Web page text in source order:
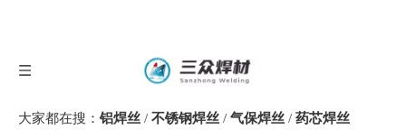
大家都在搜： 铝焊丝 / 不锈钢焊丝 / 气保焊丝 / 药芯焊丝